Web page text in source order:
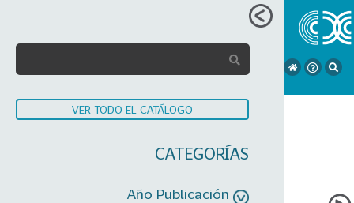
VER TODO EL CATÁLOGO
CATEGORÍAS
Año Publicación